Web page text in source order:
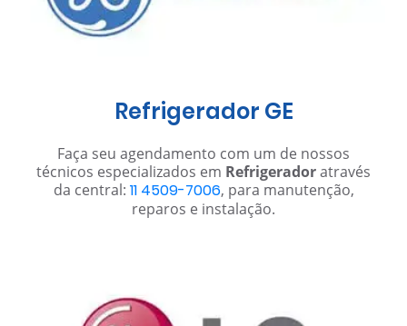
Refrigerador GE
Faça seu agendamento com um de nossos
técnicos especializados em Refrigeradoratravés
da central: 11 4509-7006, para manutenção,
reparos e instalação.